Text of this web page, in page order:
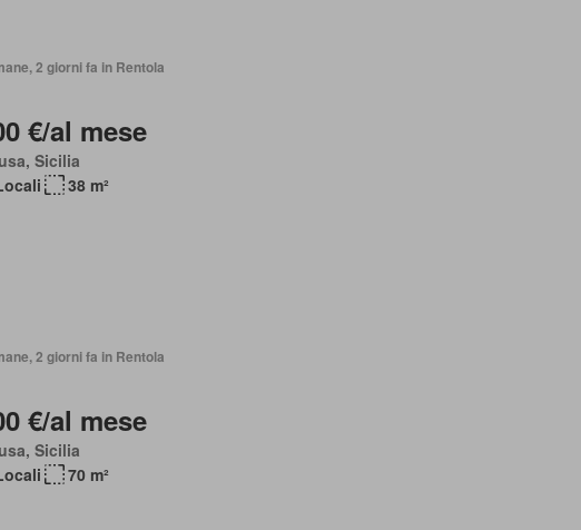
2 giorni fa in Rentola
€/al mese
Sicilia
38 m²
2 giorni fa in Rentola
€/al mese
Sicilia
70 m²